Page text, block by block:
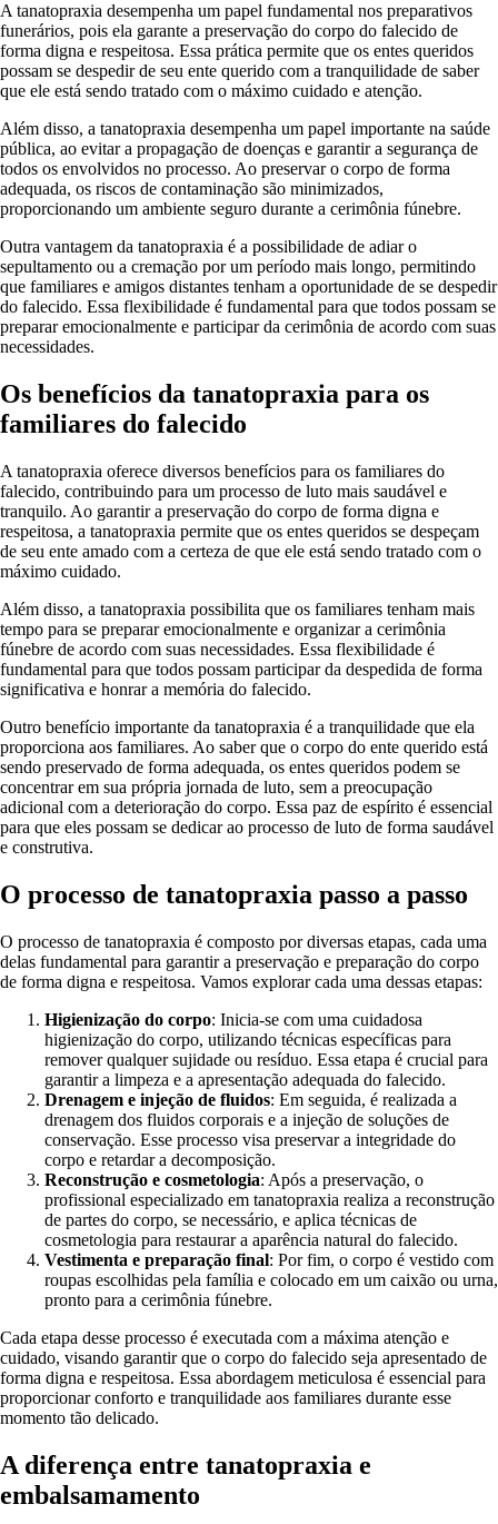
A tanatopraxia desempenha um papel fundamental nos preparativos
funerários, pois ela garante a preservação do corpo do falecido de
forma digna e respeitosa. Essa prática permite que os entes queridos
possam se despedir de seu ente querido com a tranquilidade de saber
que ele está sendo tratado com o máximo cuidado e atenção.
Além disso, a tanatopraxia desempenha um papel importante na saúde
pública, ao evitar a propagação de doenças e garantir a segurança de
todos os envolvidos no processo. Ao preservar o corpo de forma
adequada, os riscos de contaminação são minimizados,
proporcionando um ambiente seguro durante a cerimônia fúnebre.
Outra vantagem da tanatopraxia é a possibilidade de adiar o
sepultamento ou a cremação por um período mais longo, permitindo
que familiares e amigos distantes tenham a oportunidade de se despedir
do falecido. Essa flexibilidade é fundamental para que todos possam se
preparar emocionalmente e participar da cerimônia de acordo com suas
necessidades.
Os benefícios da tanatopraxia para os
familiares do falecido
A tanatopraxia oferece diversos benefícios para os familiares do
falecido, contribuindo para um processo de luto mais saudável e
tranquilo. Ao garantir a preservação do corpo de forma digna e
respeitosa, a tanatopraxia permite que os entes queridos se despeçam
de seu ente amado com a certeza de que ele está sendo tratado com o
máximo cuidado.
Além disso, a tanatopraxia possibilita que os familiares tenham mais
tempo para se preparar emocionalmente e organizar a cerimônia
fúnebre de acordo com suas necessidades. Essa flexibilidade é
fundamental para que todos possam participar da despedida de forma
significativa e honrar a memória do falecido.
Outro benefício importante da tanatopraxia é a tranquilidade que ela
proporciona aos familiares. Ao saber que o corpo do ente querido está
sendo preservado de forma adequada, os entes queridos podem se
concentrar em sua própria jornada de luto, sem a preocupação
adicional com a deterioração do corpo. Essa paz de espírito é essencial
para que eles possam se dedicar ao processo de luto de forma saudável
e construtiva.
O processo de tanatopraxia passo a passo
O processo de tanatopraxia é composto por diversas etapas, cada uma
delas fundamental para garantir a preservação e preparação do corpo
de forma digna e respeitosa. Vamos explorar cada uma dessas etapas:
Higienização do corpo: Inicia-se com uma cuidadosa
higienização do corpo, utilizando técnicas específicas para
remover qualquer sujidade ou resíduo. Essa etapa é crucial para
garantir a limpeza e a apresentação adequada do falecido.
Drenagem e injeção de fluidos: Em seguida, é realizada a
drenagem dos fluidos corporais e a injeção de soluções de
conservação. Esse processo visa preservar a integridade do
corpo e retardar a decomposição.
Reconstrução e cosmetologia: Após a preservação, o
profissional especializado em tanatopraxia realiza a reconstrução
de partes do corpo, se necessário, e aplica técnicas de
cosmetologia para restaurar a aparência natural do falecido.
Vestimenta e preparação final: Por fim, o corpo é vestido com
roupas escolhidas pela família e colocado em um caixão ou urna,
pronto para a cerimônia fúnebre.
Cada etapa desse processo é executada com a máxima atenção e
cuidado, visando garantir que o corpo do falecido seja apresentado de
forma digna e respeitosa. Essa abordagem meticulosa é essencial para
proporcionar conforto e tranquilidade aos familiares durante esse
momento tão delicado.
A diferença entre tanatopraxia e
embalsamamento